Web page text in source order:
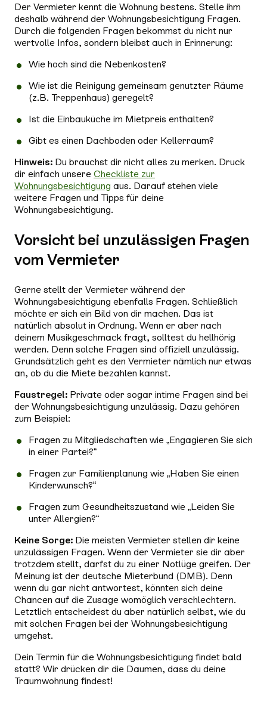
Der Vermieter kennt die Wohnung bestens. Stelle ihm
deshalb während der Wohnungsbesichtigung Fragen.
Durch die folgenden Fragen bekommst du nicht nur
wertvolle Infos, sondern bleibst auch in Erinnerung:
Wie hoch sind die Nebenkosten?
Wie ist die Reinigung gemeinsam genutzter Räume
(z.B. Treppenhaus) geregelt?
Ist die Einbauküche im Mietpreis enthalten?
Gibt es einen Dachboden oder Kellerraum?
Hinweis: Du brauchst dir nicht alles zu merken. Druck
dir einfach unsere Checkliste zur
Wohnungsbesichtigung aus. Darauf stehen viele
weitere Fragen und Tipps für deine
Wohnungsbesichtigung.
Vorsicht bei unzulässigen Fragen
vom Vermieter
Gerne stellt der Vermieter während der
Wohnungsbesichtigung ebenfalls Fragen. Schließlich
möchte er sich ein Bild von dir machen. Das ist
natürlich absolut in Ordnung. Wenn er aber nach
deinem Musikgeschmack fragt, solltest du hellhörig
werden. Denn solche Fragen sind offiziell unzulässig.
Grundsätzlich geht es den Vermieter nämlich nur etwas
an, ob du die Miete bezahlen kannst.
Faustregel: Private oder sogar intime Fragen sind bei
der Wohnungsbesichtigung unzulässig. Dazu gehören
zum Beispiel:
Fragen zu Mitgliedschaften wie „Engagieren Sie sich
in einer Partei?“
Fragen zur Familienplanung wie „Haben Sie einen
Kinderwunsch?“
Fragen zum Gesundheitszustand wie „Leiden Sie
unter Allergien?“
Keine Sorge: Die meisten Vermieter stellen dir keine
unzulässigen Fragen. Wenn der Vermieter sie dir aber
trotzdem stellt, darfst du zu einer Notlüge greifen. Der
Meinung ist der deutsche Mieterbund (DMB). Denn
wenn du gar nicht antwortest, könnten sich deine
Chancen auf die Zusage womöglich verschlechtern.
Letztlich entscheidest du aber natürlich selbst, wie du
mit solchen Fragen bei der Wohnungsbesichtigung
umgehst.
Dein Termin für die Wohnungsbesichtigung findet bald
statt? Wir drücken dir die Daumen, dass du deine
Traumwohnung findest!